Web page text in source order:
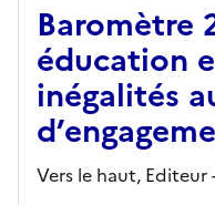
Baromètre
éducation
inégalités
Vers le haut, Editeur